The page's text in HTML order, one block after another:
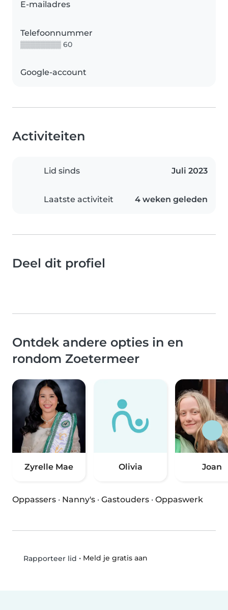
E-mailadres
Telefoonnummer
▒▒▒▒▒▒▒▒ 60
Google-account
Activiteiten
Lid sinds Juli 2023
Laatste activiteit 4 weken geleden
Deel dit profiel
Ontdek andere opties in en
rondom Zoetermeer
Zyrelle Mae Olivia Joan
Oppassers · Nanny's · Gastouders · Oppaswerk
Rapporteer lid • Meld je gratis aan